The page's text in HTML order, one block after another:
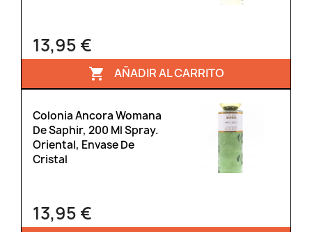
13,95 €
 AÑADIR AL CARRITO
Colonia Ancora Womana
De Saphir, 200 Ml Spray.
Oriental, Envase De
Cristal
13,95 €